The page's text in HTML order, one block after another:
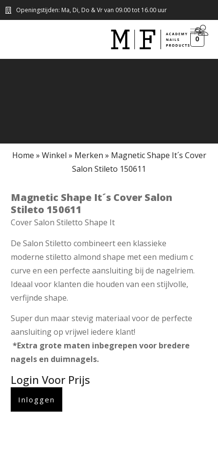
Openingstijden: Ma, Di, Do & Vr van 09.00 tot 16.00 uur
0
Home » Winkel » Merken » Magnetic Shape It´s Cover
Salon Stileto 150611
Magnetic Shape It´s Cover Salon
Stileto 150611
Cover Salon Stiletto Shape It
De Salon Stiletto combineert een klassieke
moderne stiletto almond shape met een medium c
curve en een perfecte aansluiting bij de nagelriem.
Ideaal voor klanten die houden van een stijlvolle,
verfijnde shape.
Super dun maar stevig materiaal voor de perfecte
aansluiting op vrijwel iedere klant!
*Extra grote maten inbegrepen voor bredere
nagels en duimnagels.
Login Voor Prijs
Inloggen